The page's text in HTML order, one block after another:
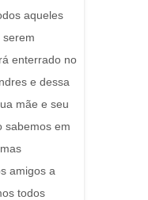
aqueles
serem
enterrado no
e dessa
mãe e seu
sabemos em
amigos a
todos